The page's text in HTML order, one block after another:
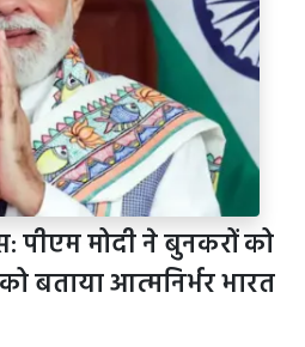
पीएम मोदी ने बुनकरों को
बताया आत्मनिर्भर भारत